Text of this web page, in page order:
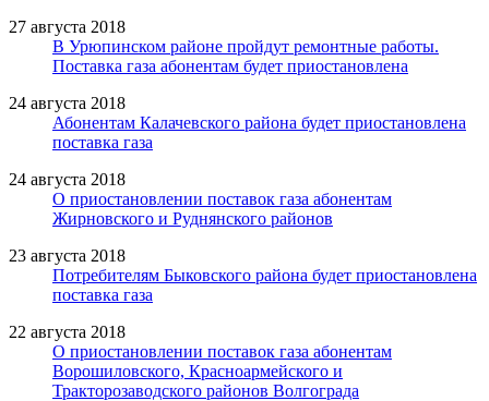
27 августа 2018
В Урюпинском районе пройдут ремонтные работы.
Поставка газа абонентам будет приостановлена
24 августа 2018
Абонентам Калачевского района будет приостановлена
поставка газа
24 августа 2018
О приостановлении поставок газа абонентам
Жирновского и Руднянского районов
23 августа 2018
Потребителям Быковского района будет приостановлена
поставка газа
22 августа 2018
О приостановлении поставок газа абонентам
Ворошиловского, Красноармейского и
Тракторозаводского районов Волгограда